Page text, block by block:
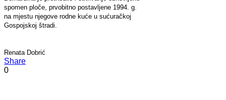
spomen ploče, prvobitno postavljene 1994. g.
na mjestu njegove rodne kuće u sućuračkoj
Gospojskoj štradi.
Renata Dobrić
Share
0